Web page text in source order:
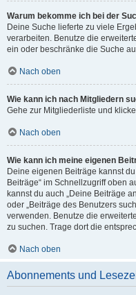
Warum bekomme ich bei der
Deine Suche lieferte zu viele
verarbeiten. Benutze die
ein oder beschränke die Suche
Nach oben
Wie kann ich nach Mitgliedern
Gehe zur Mitgliederliste und
Nach oben
Wie kann ich meine eigenen
Deine eigenen Beiträge kannst
Beiträge“ im Schnellzugriff oben
kannst du auch „Deine Beiträge
oder „Beiträge des Benutzers
verwenden. Benutze die
zu suchen. Trage dort die
Nach oben
Abonnements und